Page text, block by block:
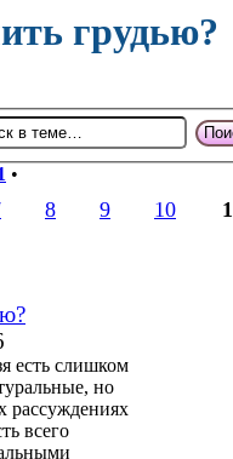
грудью?
•
8 9 10
есть слишком
но
рассуждениях
всего